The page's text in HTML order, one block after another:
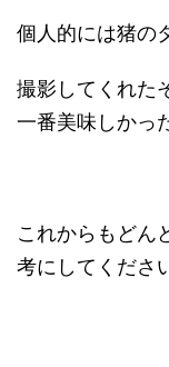
個人的には猪の
撮影してくれた
一番美味しかっ
これからもどん
考にしてくださ